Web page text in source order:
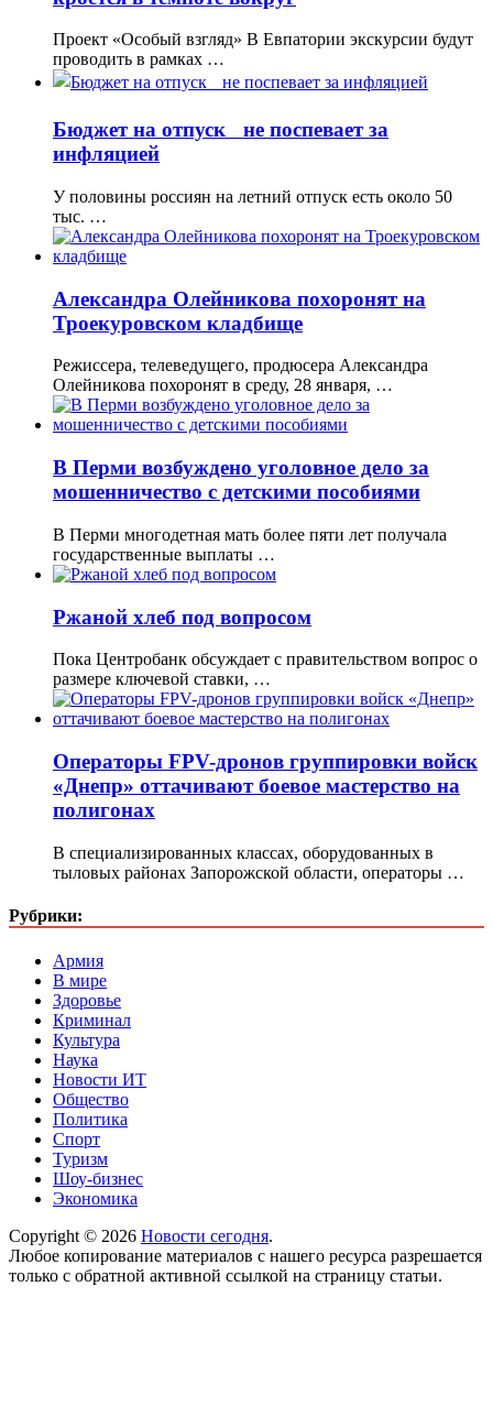
Проект «Особый взгляд» В Евпатории экскурсии будут
проводить в рамках …
Бюджет на отпуск не поспевает за
инфляцией
У половины россиян на летний отпуск есть около 50
тыс. …
Александра Олейникова похоронят на
Троекуровском кладбище
Режиссера, телеведущего, продюсера Александра
Олейникова похоронят в среду, 28 января, …
В Перми возбуждено уголовное дело за
мошенничество с детскими пособиями
В Перми многодетная мать более пяти лет получала
государственные выплаты …
Ржаной хлеб под вопросом
Пока Центробанк обсуждает с правительством вопрос о
размере ключевой ставки, …
Операторы FPV-дронов группировки войск
«Днепр» оттачивают боевое мастерство на
полигонах
В специализированных классах, оборудованных в
тыловых районах Запорожской области, операторы …
Рубрики:
Армия
В мире
Здоровье
Криминал
Культура
Наука
Новости ИТ
Общество
Политика
Спорт
Туризм
Шоу-бизнес
Экономика
Copyright © 2026 Новости сегодня.
Любое копирование материалов с нашего ресурса разрешается
только с обратной активной ссылкой на страницу статьи.